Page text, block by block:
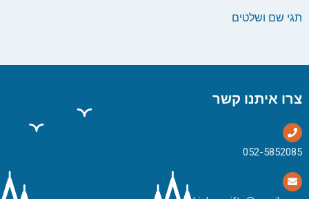
תגי שם ושלטים
צרו איתנו קשר